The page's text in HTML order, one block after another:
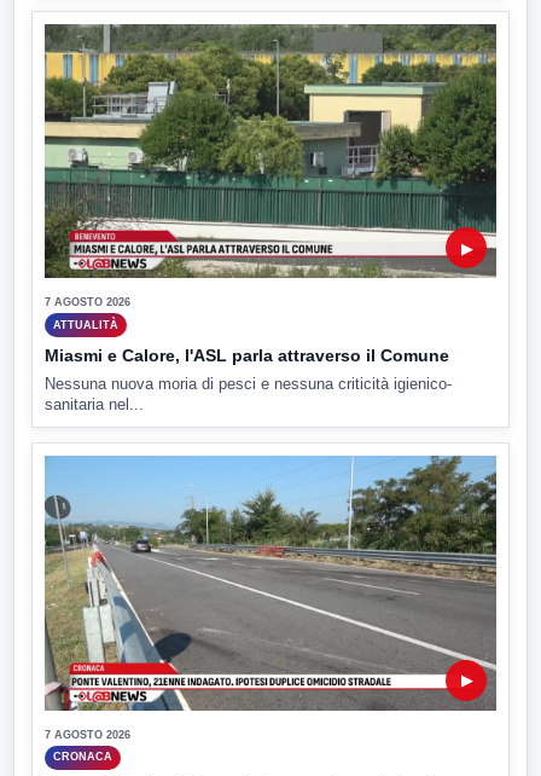
▶
7 AGOSTO 2026
ATTUALITÀ
Miasmi e Calore, l'ASL parla attraverso il Comune
Nessuna nuova moria di pesci e nessuna criticità igienico-
sanitaria nel...
▶
7 AGOSTO 2026
CRONACA